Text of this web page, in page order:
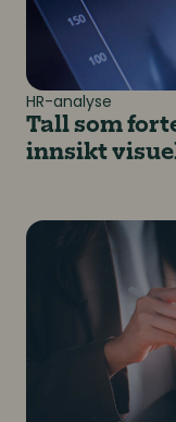
HR-analyse
Tall som
innsikt
Når AI blir din